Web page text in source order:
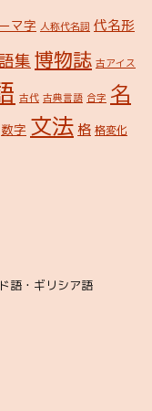
マ字 人称代名詞 代名形
集 博物誌 古アイス
古代 古典言語 合字 名
数字 文法 格 格変化
語・ギリシア語